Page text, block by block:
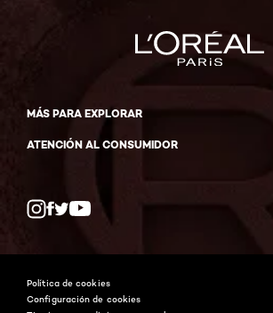
MÁS PARA EXPLORAR
ATENCIÓN AL CONSUMIDOR
Whatsapp
Política de cookies
Configuración de cookies